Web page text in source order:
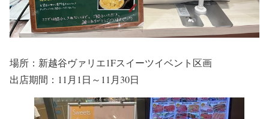
場所：新越谷ヴァリエ1Fスイーツイベント区画
出店期間：11月1日～11月30日